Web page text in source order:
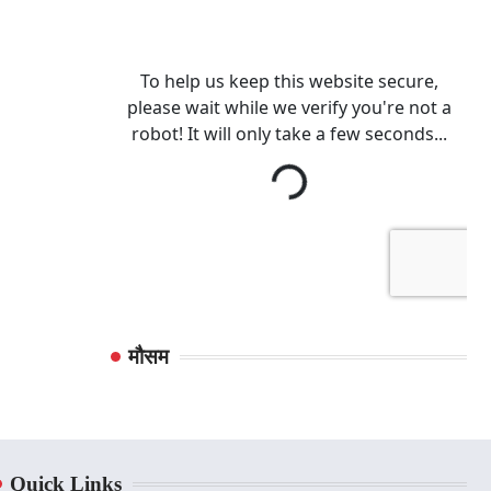
मौसम
Quick Links